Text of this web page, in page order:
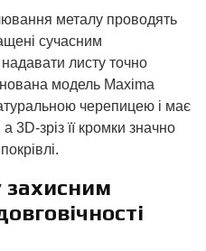
металу проводять
сучасним
листу точно
модель Maxima
черепицею і має
3D-зріз її кромки значно
захисним